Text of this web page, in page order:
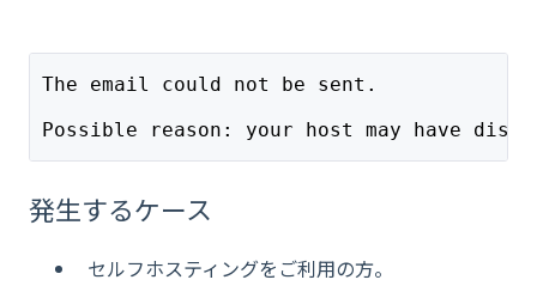
The email could not be sent.
Possible reason: your host may have
発生するケース
セルフホスティングをご利用の方。